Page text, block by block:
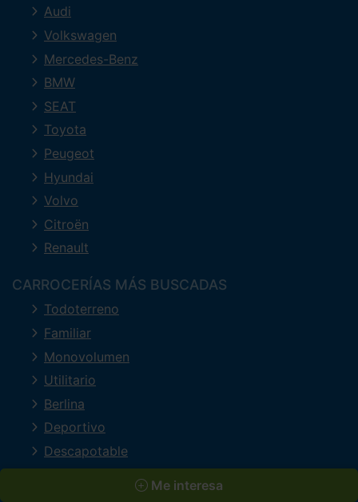
Me interesa
Audi
Volkswagen
Mercedes-Benz
BMW
SEAT
Toyota
Peugeot
Hyundai
Volvo
Citroën
Renault
CARROCERÍAS MÁS BUSCADAS
Todoterreno
Familiar
Monovolumen
Utilitario
Berlina
Deportivo
Descapotable